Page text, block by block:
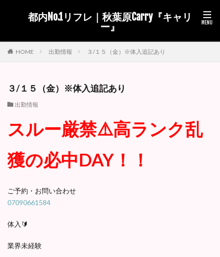
都内No.1リフレ｜秋葉原Carry『キャリ
ー』
HOME 出勤情報 ３/１５（金）※体入追記あり
３/１５（金）※体入追記あり
出勤情報
スルー厳禁⚠️高ランク乱
獲の必中DAY！！
ご予約・お問い合わせ
07090661584
体入🔰
業界未経験